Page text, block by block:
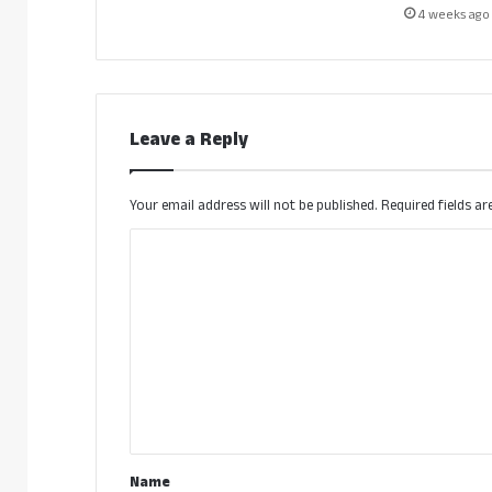
4 weeks ago
Leave a Reply
Your email address will not be published. Required fields
*Name